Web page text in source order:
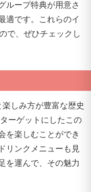
ループ特典が用意さ
適です。これらのイ
で、ぜひチェックし
しみ方が豊富な歴史
ーゲットにしたこの
を楽しむことができ
リンクメニューも見
を運んで、その魅力